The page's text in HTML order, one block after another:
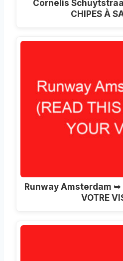
Cornelis
CHIPES À
Runway Amsterdam ➥
VOTRE